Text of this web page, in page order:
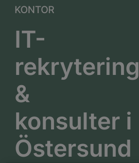
KONTOR
IT-
rekrytering
&
konsulter i
Östersund